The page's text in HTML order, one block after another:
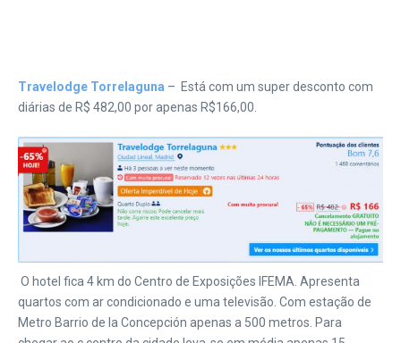
Travelodge Torrelaguna – Está com um super desconto com
diárias de R$ 482,00 por apenas R$166,00.
O hotel fica 4 km do Centro de Exposições IFEMA. Apresenta
quartos com ar condicionado e uma televisão. Com estação de
Metro Barrio de la Concepción apenas a 500 metros. Para